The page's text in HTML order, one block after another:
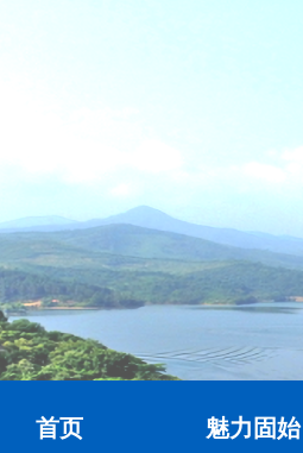
首页 魅力固始